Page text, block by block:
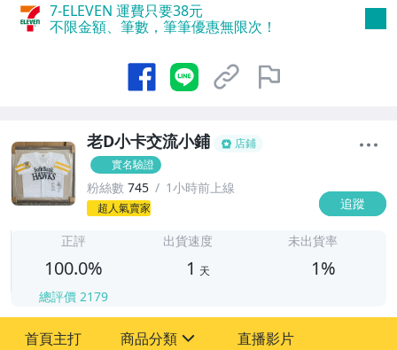
7-ELEVEN 運費只要38元
不限金額、筆數，筆筆優惠無限次！
老D小卡交流小鋪
店鋪
實名驗證
粉絲數 745 1小時前上線
超人氣賣家 追蹤
正評
100.0%
總評價 2179
出貨速度
1 天
未出貨率
1%
首頁主打 商品分類 直播影片